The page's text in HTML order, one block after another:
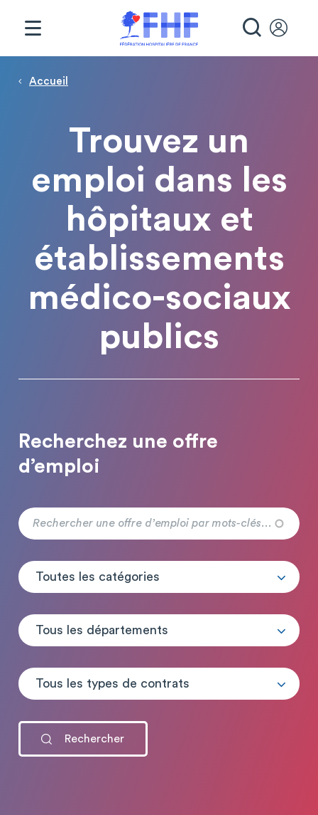
Page d'accueil
Fil d'Ariane
Accueil
Trouvez un
emploi dans les
hôpitaux et
établissements
médico-sociaux
publics
Recherchez une offre
d’emploi
Toutes les catégories
Tous les départements
Tous les types de contrats
Panneau de gestion des cookies